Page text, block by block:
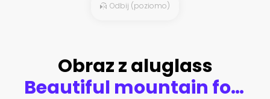
Odbij (poziomo)
Obraz z aluglass
Beautiful mountain forest scenery in Taiwan. View of beauty nature landscape.